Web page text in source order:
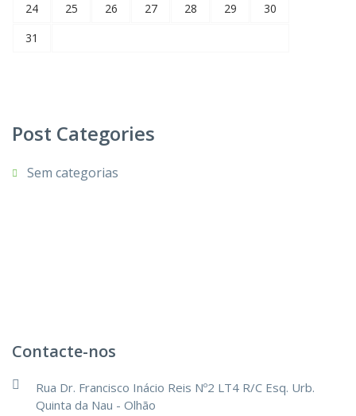
24
25 26 27 28 29
30
31
Post Categories
Sem categorias
Contacte-nos
Rua Dr. Francisco Inácio Reis Nº2 LT4 R/C Esq. Urb.
Quinta da Nau - Olhão